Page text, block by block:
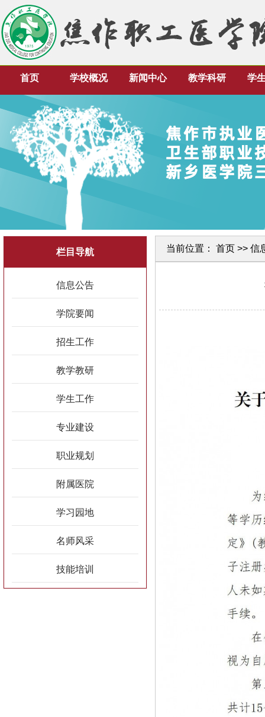
首页 学校概况 新闻中心 教学科研 学
栏目导航
信息公告
学院要闻
招生工作
教学教研
学生工作
专业建设
职业规划
附属医院
学习园地
名师风采
技能培训
当前位置： 首页 >> 信